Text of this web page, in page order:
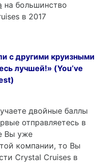
на большинство
в 2017
с другими круизными
лучшей!» (You’ve
двойные баллы
отправляетесь в
Вы уже
компании, то Вы
Crystal Cruises в